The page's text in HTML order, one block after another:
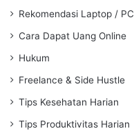
Rekomendasi Laptop / PC
Cara Dapat Uang Online
Hukum
Freelance & Side Hustle
Tips Kesehatan Harian
Tips Produktivitas Harian